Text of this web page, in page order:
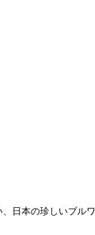
日本の珍しいブルワ